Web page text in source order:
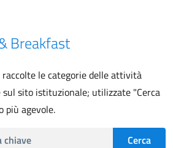
Breakfast
raccolte le categorie delle attività
sul sito istituzionale; utilizzate "Cerca
più agevole.
Cerca